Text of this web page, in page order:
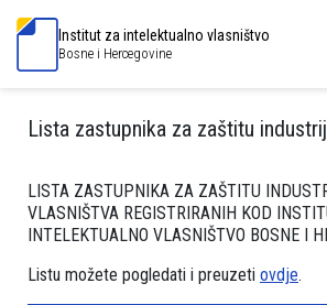
Institut za intelektualno vlasništvo
Bosne i Hercegovine
Lista zastupnika za zaštitu
LISTA ZASTUPNIKA ZA ZAŠTITU
VLASNIŠTVA REGISTRIRANIH KOD
INTELEKTUALNO VLASNIŠTVO BOSNE I
Listu možete pogledati i preuzeti ovdje.